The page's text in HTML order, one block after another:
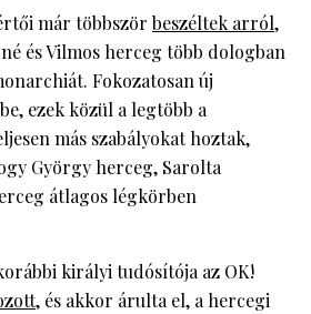
már többször beszéltek arról,
és Vilmos herceg több dologban
Fokozatosan új
ezek közül a legtöbb a
más szabályokat hoztak,
György herceg, Sarolta
átlagos légkörben
királyi tudósítója az OK!
, és akkor árulta el, a hercegi